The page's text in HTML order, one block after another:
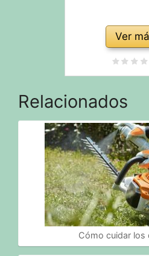
Ver
Relacionados
Cómo cuidar los